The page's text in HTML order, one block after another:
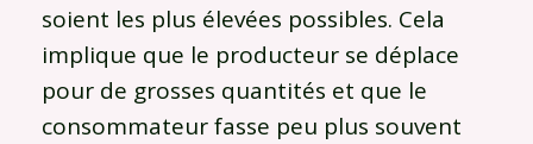
soient les plus élevées possibles. Cela
implique que le producteur se déplace
pour de grosses quantités et que le
consommateur fasse peu plus souvent